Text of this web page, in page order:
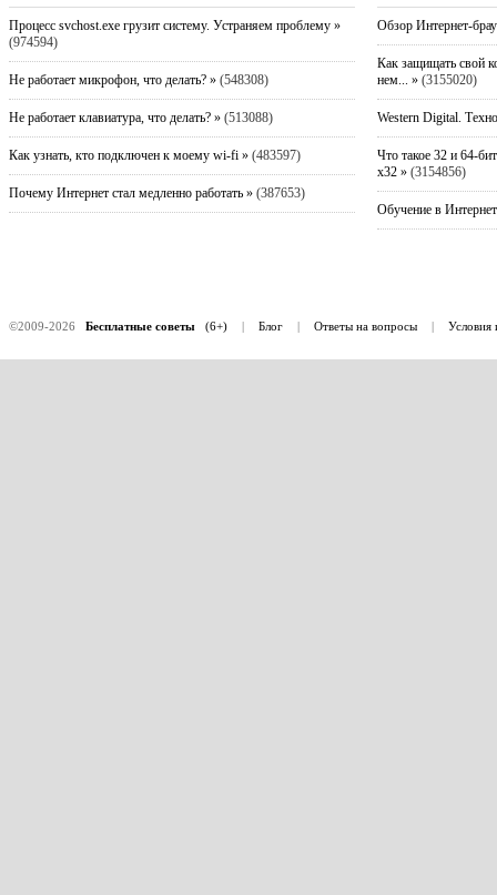
Процесс svchost.exe грузит систему. Устраняем проблему »
(974594)
Не работает микрофон, что делать? »(548308)
Не работает клавиатура, что делать? »(513088)
Как узнать, кто подключен к моему wi-fi »(483597)
Почему Интернет стал медленно работать »(387653)
Обзор Интернет-
Как защищать свой
нем... »(3155020)
Western Digital.
Что такое 32 и 64-
x32 »(3154856)
Обучение в
©2009-2026 Бесплатные советы(6+) | Блог | Ответы на вопросы | Условия